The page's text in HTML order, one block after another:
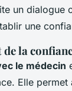
un dialogue
une
la
le médecin
Elle permet